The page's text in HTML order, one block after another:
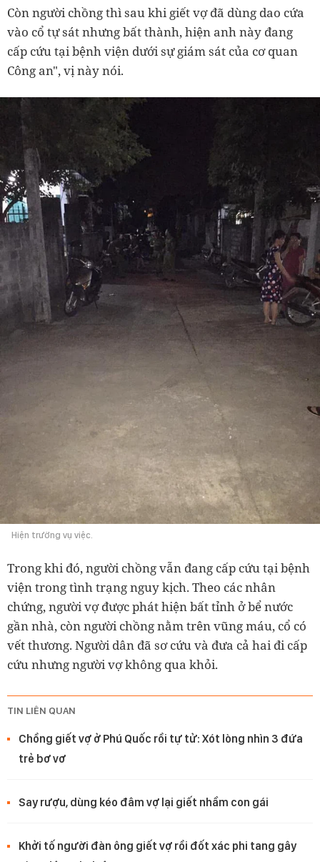
Còn người chồng thì sau khi giết vợ đã dùng dao cứa
vào cổ tự sát nhưng bất thành, hiện anh này đang
cấp cứu tại bệnh viện dưới sự giám sát của cơ quan
Công an", vị này nói.
Hiện trường vụ việc.
Trong khi đó, người chồng vẫn đang cấp cứu tại bệnh
viện trong tình trạng nguy kịch. Theo các nhân
chứng, người vợ được phát hiện bất tỉnh ở bể nước
gần nhà, còn người chồng nằm trên vũng máu, cổ có
vết thương. Người dân đã sơ cứu và đưa cả hai đi cấp
cứu nhưng người vợ không qua khỏi.
TIN LIÊN QUAN
Chồng giết vợ ở Phú Quốc rồi tự tử: Xót lòng nhìn 3 đứa
trẻ bơ vơ
Say rượu, dùng kéo đâm vợ lại giết nhầm con gái
Khởi tố người đàn ông giết vợ rồi đốt xác phi tang gây